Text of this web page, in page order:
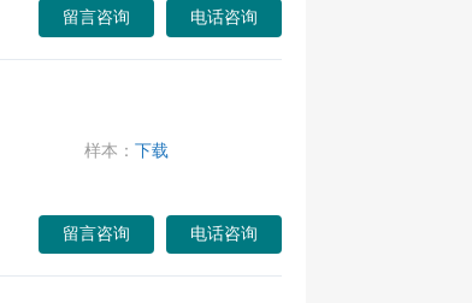
留言咨询 电话咨询
样本： 下载
留言咨询 电话咨询